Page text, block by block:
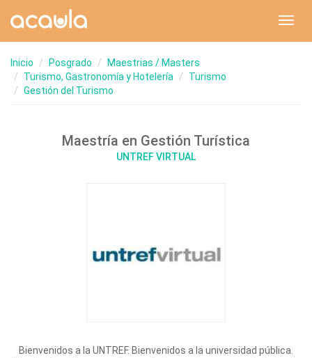
Inicio Posgrado
Maestrias / Masters
Turismo, Gastronomía y Hotelería
Turismo
Gestión del Turismo
Maestría en Gestión Turística
UNTREF VIRTUAL
Bienvenidos a la UNTREF. Bienvenidos a la universidad pública.